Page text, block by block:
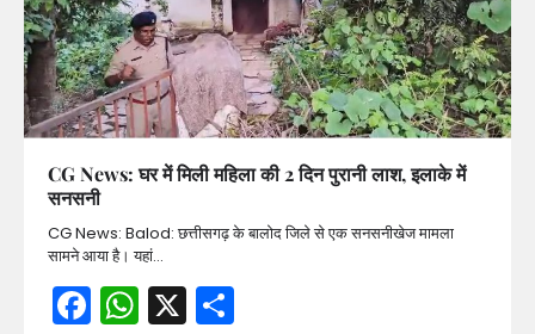
CG News: घर में मिली महिला की 2 दिन पुरानी लाश, इलाके में
सनसनी
CG News: Balod: छत्तीसगढ़ के बालोद जिले से एक सनसनीखेज मामला
सामने आया है। यहां…
Facebook
WhatsApp
X